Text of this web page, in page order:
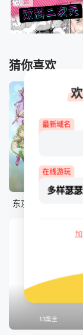
猜你喜欢
12集全
东京猫猫 NEW～♡
13集全
最新域名
在线游玩
多样瑟